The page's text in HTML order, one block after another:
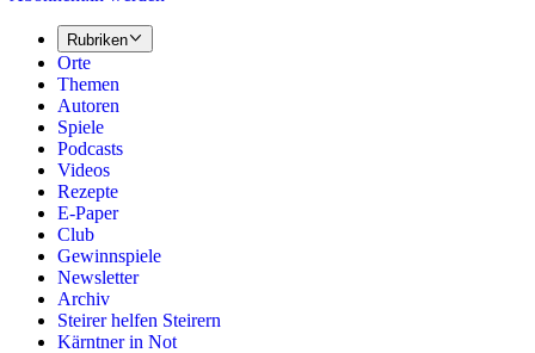
Rubriken
Orte
Themen
Autoren
Spiele
Podcasts
Videos
Rezepte
E-Paper
Club
Gewinnspiele
Newsletter
Archiv
Steirer helfen Steirern
Kärntner in Not